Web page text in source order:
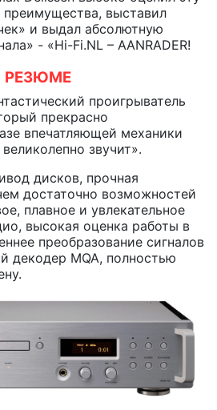
выставил
и выдал абсолютную
- «Hi-Fi.NL – AANRADER!
РЕЗЮМЕ
проигрыватель
прекрасно
впечатляющей механики
звучит».
дисков, прочная
достаточно возможностей
плавное и увлекательное
высокая оценка работы в
преобразование сигналов
декодер MQA, полностью